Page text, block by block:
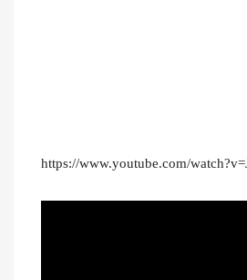
https://www.youtube.com/